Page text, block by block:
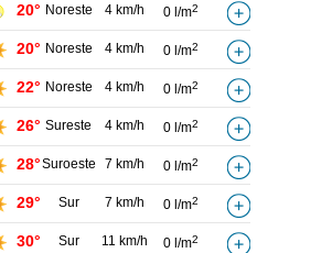
20° Noreste 4 km/h 0 l/m2
20° Noreste 4 km/h 0 l/m2
22° Noreste 4 km/h 0 l/m2
26° Sureste 4 km/h 0 l/m2
28°Suroeste 7 km/h 0 l/m2
29° Sur 7 km/h 0 l/m2
30° Sur 11 km/h 0 l/m2